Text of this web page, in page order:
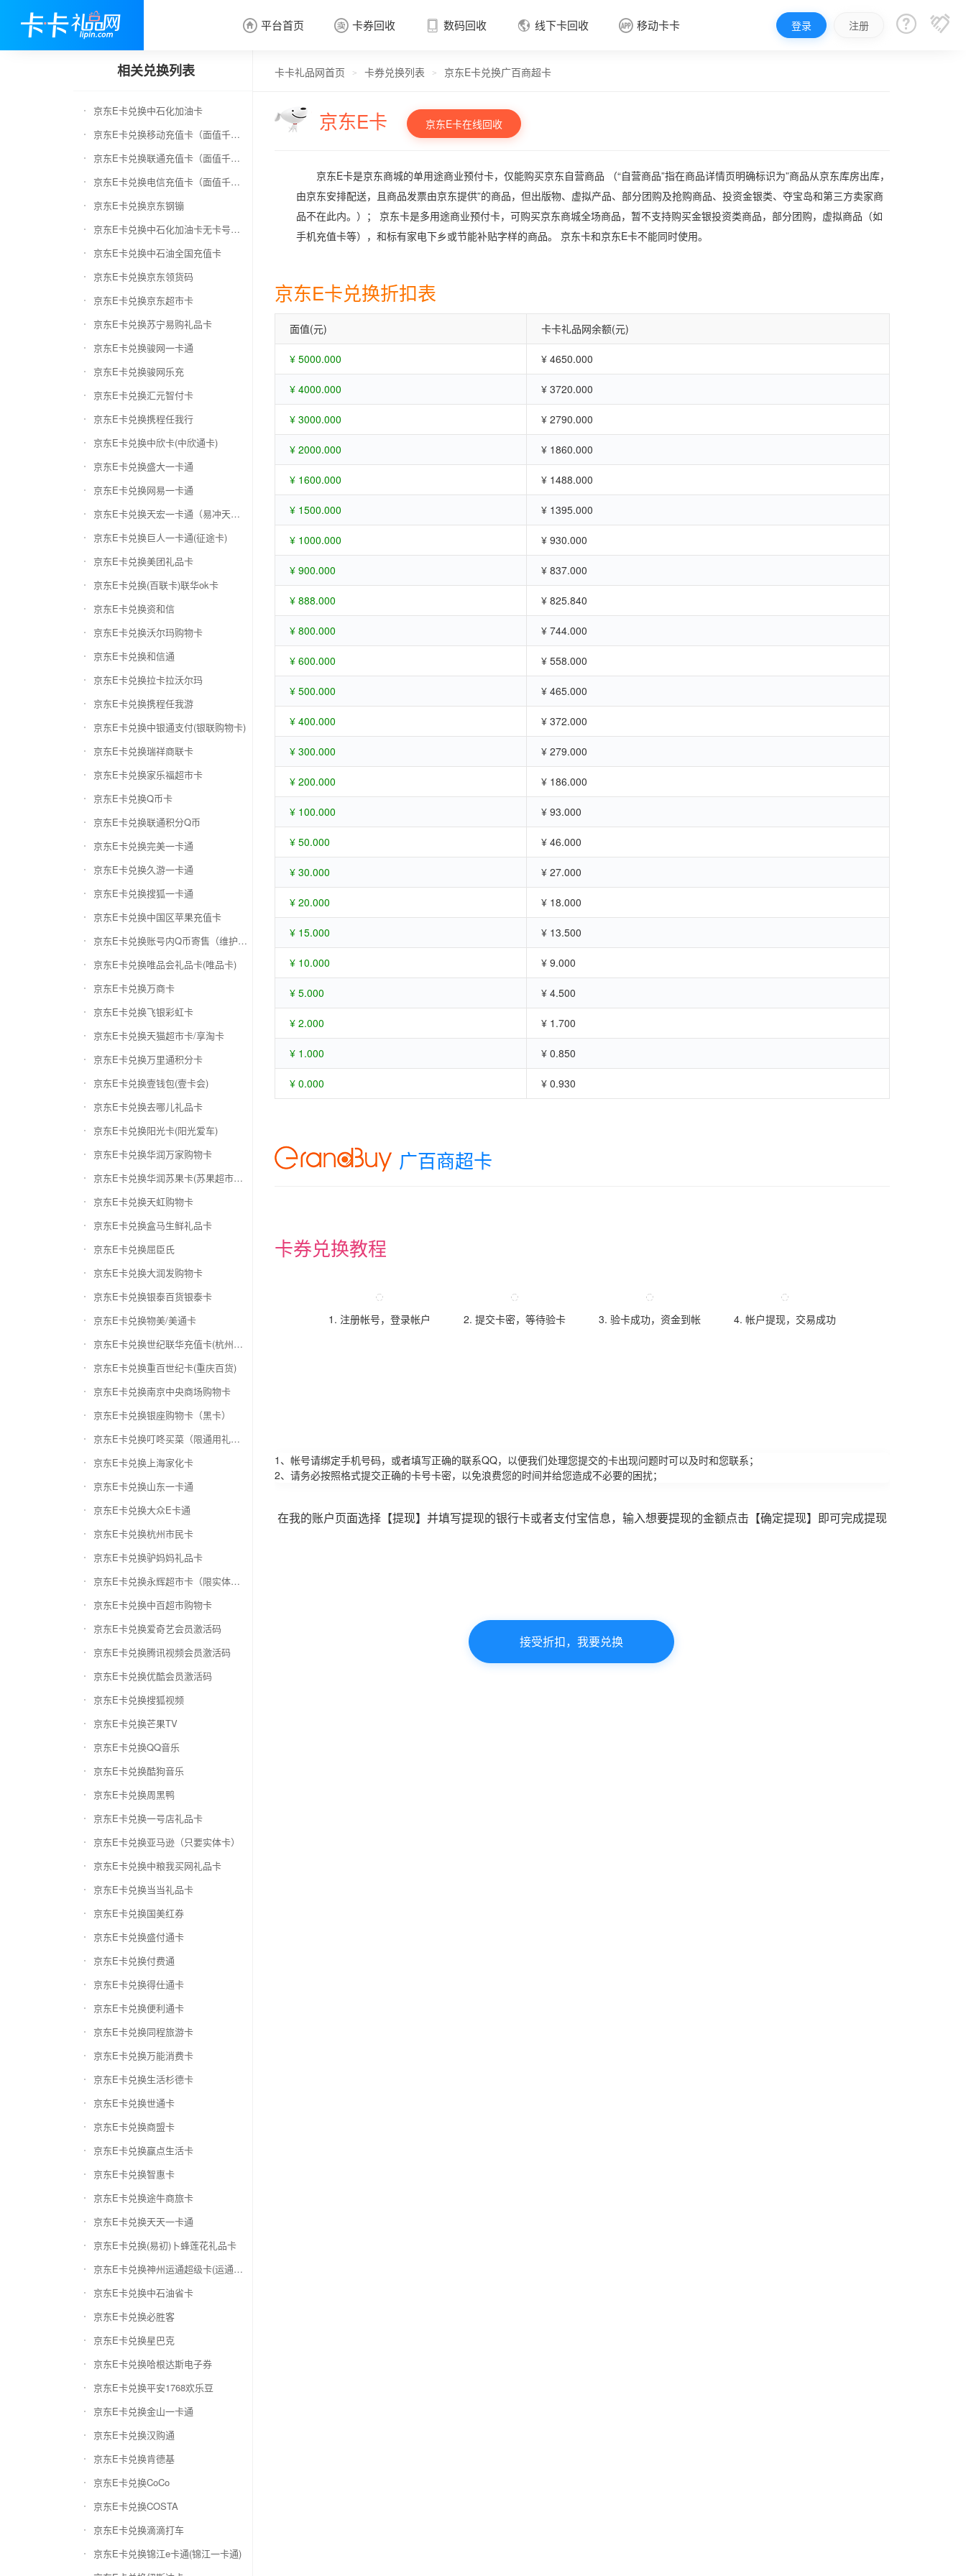
 平台首页  卡券回收
 卡券回收
 数码回收  线下卡回收  移动卡卡 登录 注册  
相关兑换列表
京东E卡兑换中石化加油卡
京东E卡兑换移动充值卡（面值千万别选错）
京东E卡兑换联通充值卡（面值千万别选错）
京东E卡兑换电信充值卡（面值千万别选错）
京东E卡兑换京东钢镚
京东E卡兑换中石化加油卡无卡号（面值千万别选错）
京东E卡兑换中石油全国充值卡
京东E卡兑换京东领货码
京东E卡兑换京东超市卡
京东E卡兑换苏宁易购礼品卡
京东E卡兑换骏网一卡通
京东E卡兑换骏网乐充
京东E卡兑换汇元智付卡
京东E卡兑换携程任我行
京东E卡兑换中欣卡(中欣通卡)
京东E卡兑换盛大一卡通
京东E卡兑换网易一卡通
京东E卡兑换天宏一卡通（易冲天宏卡）
京东E卡兑换巨人一卡通(征途卡)
京东E卡兑换美团礼品卡
京东E卡兑换(百联卡)联华ok卡
京东E卡兑换资和信
京东E卡兑换沃尔玛购物卡
京东E卡兑换和信通
京东E卡兑换拉卡拉沃尔玛
京东E卡兑换携程任我游
京东E卡兑换中银通支付(银联购物卡)
京东E卡兑换瑞祥商联卡
京东E卡兑换家乐福超市卡
京东E卡兑换Q币卡
京东E卡兑换联通积分Q币
京东E卡兑换完美一卡通
京东E卡兑换久游一卡通
京东E卡兑换搜狐一卡通
京东E卡兑换中国区苹果充值卡
京东E卡兑换账号内Q币寄售（维护中）
京东E卡兑换唯品会礼品卡(唯品卡)
京东E卡兑换万商卡
京东E卡兑换飞银彩虹卡
京东E卡兑换天猫超市卡/享淘卡
京东E卡兑换万里通积分卡
京东E卡兑换壹钱包(壹卡会)
京东E卡兑换去哪儿礼品卡
京东E卡兑换阳光卡(阳光爱车)
京东E卡兑换华润万家购物卡
京东E卡兑换华润苏果卡(苏果超市卡)（维护 请暂停提交）
京东E卡兑换天虹购物卡
京东E卡兑换盒马生鲜礼品卡
京东E卡兑换屈臣氏
京东E卡兑换大润发购物卡
京东E卡兑换银泰百货银泰卡
京东E卡兑换物美/美通卡
京东E卡兑换世纪联华充值卡(杭州联华)
京东E卡兑换重百世纪卡(重庆百货)
京东E卡兑换南京中央商场购物卡
京东E卡兑换银座购物卡（黑卡）
京东E卡兑换叮咚买菜（限通用礼品卡）
京东E卡兑换上海家化卡
京东E卡兑换山东一卡通
京东E卡兑换大众E卡通
京东E卡兑换杭州市民卡
京东E卡兑换驴妈妈礼品卡
京东E卡兑换永辉超市卡（限实体卡）
京东E卡兑换中百超市购物卡
京东E卡兑换爱奇艺会员激活码
京东E卡兑换腾讯视频会员激活码
京东E卡兑换优酷会员激活码
京东E卡兑换搜狐视频
京东E卡兑换芒果TV
京东E卡兑换QQ音乐
京东E卡兑换酷狗音乐
京东E卡兑换周黑鸭
京东E卡兑换一号店礼品卡
京东E卡兑换亚马逊（只要实体卡）
京东E卡兑换中粮我买网礼品卡
京东E卡兑换当当礼品卡
京东E卡兑换国美红券
京东E卡兑换盛付通卡
京东E卡兑换付费通
京东E卡兑换得仕通卡
京东E卡兑换便利通卡
京东E卡兑换同程旅游卡
京东E卡兑换万能消费卡
京东E卡兑换生活杉德卡
京东E卡兑换世通卡
京东E卡兑换商盟卡
京东E卡兑换赢点生活卡
京东E卡兑换智惠卡
京东E卡兑换途牛商旅卡
京东E卡兑换天天一卡通
京东E卡兑换(易初)卜蜂莲花礼品卡
京东E卡兑换神州运通超级卡(运通网购卡)
京东E卡兑换中石油省卡
京东E卡兑换必胜客
京东E卡兑换星巴克
京东E卡兑换哈根达斯电子券
京东E卡兑换平安1768欢乐豆
京东E卡兑换金山一卡通
京东E卡兑换汉购通
京东E卡兑换肯德基
京东E卡兑换CoCo
京东E卡兑换COSTA
京东E卡兑换滴滴打车
京东E卡兑换锦江e卡通(锦江一卡通)
卡卡礼品网首页 > 卡券兑换列表 > 京东E卡兑换广百商超卡
京东E卡 京东E卡在线回收
京东E卡是京东商城的单用途商业预付卡，仅能购买京东自营商品 （“自营商品”指在商品详情页明确标识为”商品从京东库房出库，
由京东安排配送，且商品发票由京东提供”的商品，但出版物、虚拟产品、部分团购及抢购商品、投资金银类、夺宝岛和第三方卖家商
品不在此内。）； 京东卡是多用途商业预付卡，可购买京东商城全场商品，暂不支持购买金银投资类商品，部分团购，虚拟商品（如
手机充值卡等），和标有家电下乡或节能补贴字样的商品。 京东卡和京东E卡不能同时使用。
京东E卡兑换折扣表
面值(元) 卡卡礼品网余额(元)
¥ 5000.000 ¥ 4650.000
¥ 4000.000 ¥ 3720.000
¥ 3000.000 ¥ 2790.000
¥ 2000.000 ¥ 1860.000
¥ 1600.000 ¥ 1488.000
¥ 1500.000 ¥ 1395.000
¥ 1000.000 ¥ 930.000
¥ 900.000 ¥ 837.000
¥ 888.000 ¥ 825.840
¥ 800.000 ¥ 744.000
¥ 600.000 ¥ 558.000
¥ 500.000 ¥ 465.000
¥ 400.000 ¥ 372.000
¥ 300.000 ¥ 279.000
¥ 200.000 ¥ 186.000
¥ 100.000 ¥ 93.000
¥ 50.000 ¥ 46.000
¥ 30.000 ¥ 27.000
¥ 20.000 ¥ 18.000
¥ 15.000 ¥ 13.500
¥ 10.000 ¥ 9.000
¥ 5.000 ¥ 4.500
¥ 2.000 ¥ 1.700
¥ 1.000 ¥ 0.850
¥ 0.000 ¥ 0.930
广百商超卡
卡券兑换教程
1. 注册帐号，登录帐户 2. 提交卡密，等待验卡 3. 验卡成功，资金到帐 4. 帐户提现，交易成功
1、帐号请绑定手机号码，或者填写正确的联系QQ，以便我们处理您提交的卡出现问题时可以及时和您联系；
2、请务必按照格式提交正确的卡号卡密，以免浪费您的时间并给您造成不必要的困扰；
在我的账户页面选择【提现】并填写提现的银行卡或者支付宝信息，输入想要提现的金额点击【确定提现】即可完成提现
接受折扣，我要兑换